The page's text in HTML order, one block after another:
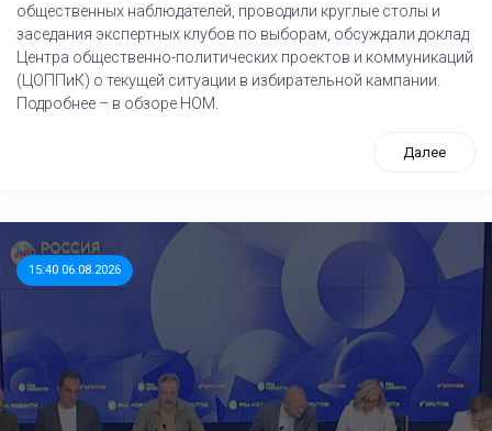
общественных наблюдателей, проводили круглые столы и
заседания экспертных клубов по выборам, обсуждали доклад
Центра общественно-политических проектов и коммуникаций
(ЦОППиК) о текущей ситуации в избирательной кампании.
Подробнее – в обзоре НОМ.
Далее
15:40 06.08.2026